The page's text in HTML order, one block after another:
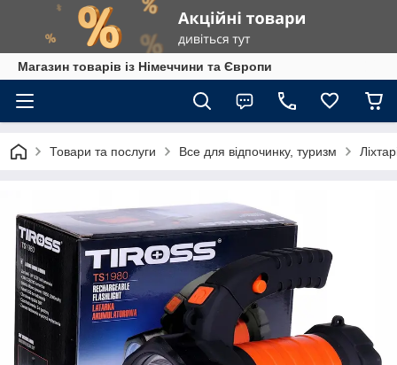
Магазин товарів із Німеччини та Європи
Товари та послуги Все для відпочинку, туризм